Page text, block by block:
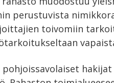
perustuvista
toivomiin
pohjoissavolaiset